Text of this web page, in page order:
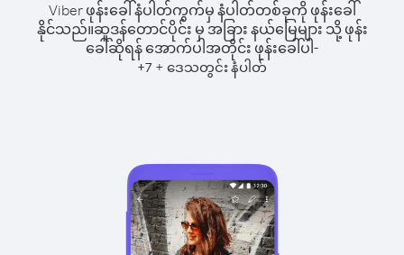
Viber ဖုန်းခေါ်နံပါတ်ကွက်မှ နံပါတ်တစ်ခုကို ဖုန်းခေါ်
နိုင်သည်။ဆူဒန်တောင်ပိုင်း မှ အခြား နယ်မြေများ သို့ ဖုန်း
ခေါ်ဆိုရန် အောက်ပါအတိုင်း ဖုန်းခေါ်ပါ-
+7 + ဒေသတွင်း နံပါတ်